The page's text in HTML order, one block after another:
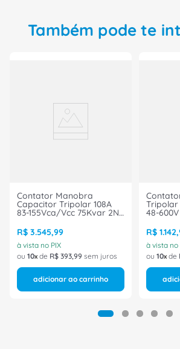
Também pode te
Contator Manobra
Capacitor Tripolar 108A
83-155Vca/Vcc 75Kvar 2Nf
R$ 3.545,99
à vista no PIX
ou 10 de R$ 393,99 sem juros
adicionar ao carrinho
Tripolar
48-600V
R$ 1.142,
à vista no
ou 10 de